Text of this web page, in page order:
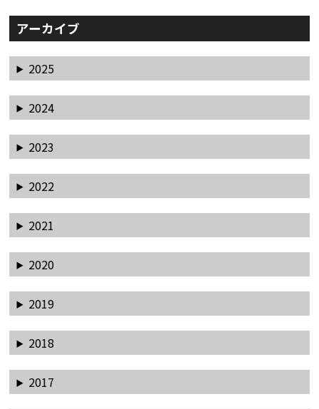
アーカイブ
2025
2024
2023
2022
2021
2020
2019
2018
2017